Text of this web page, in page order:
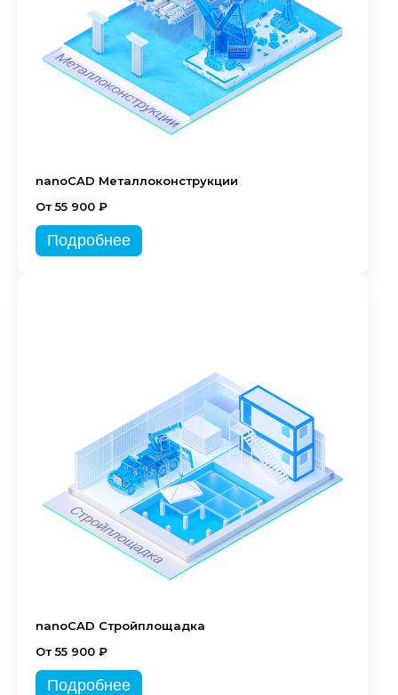
nanoCAD Металлоконструкции
От 55 900 ₽
Подробнее
nanoCAD Стройплощадка
От 55 900 ₽
Подробнее